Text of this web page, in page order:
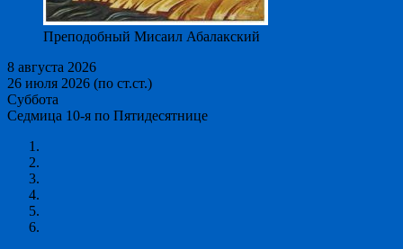
Преподобный Мисаил Абалакский
8 августа 2026
26 июля 2026 (по ст.ст.)
Суббота
Седмица 10-я по Пятидесятнице